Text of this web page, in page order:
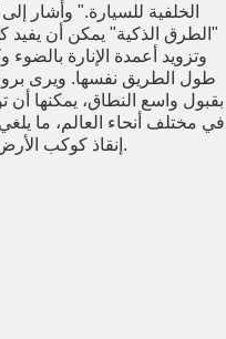
ٍSoha Khaled
بعد تألق جدو قرر
Maha Salem
الخلفية للسيارة." وأشار
"الطرق الذكية" يمكن أن يفيد
وتزويد أعمدة الإنارة
طول الطريق نفسها. ويرى
بقبول واسع النطاق، يمكنها أن
في مختلف أنحاء العالم، ما
إنقاذ كوكب الأرض من تغير المناخ العالمي.